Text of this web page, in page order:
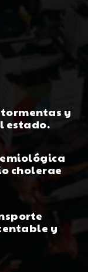
y
estado.
cholerae
y